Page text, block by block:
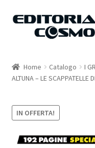
Vai
Vai
Catalogo
Carrello
Il mio account
Home Catalogo
I
ALTUNA – LE SCAPPATELLE
IN OFFERTA!